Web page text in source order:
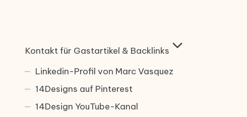
Kontakt für Gastartikel & Backlinks
Linkedin-Profil von Marc Vasquez
14Designs auf Pinterest
14Design YouTube-Kanal